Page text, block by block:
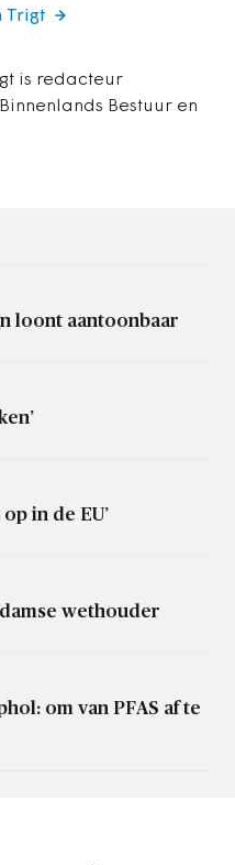
is redacteur
Bestuur en
Trigt
loont aantoonbaar
in de EU’
wethouder
om van PFAS af te